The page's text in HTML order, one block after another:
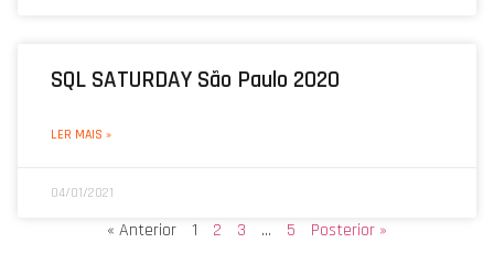
SQL SATURDAY São Paulo 2020
LER MAIS »
04/01/2021
« Anterior 1 2 3 … 5 Posterior »